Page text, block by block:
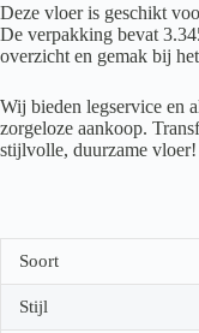
Deze vloer is geschikt
De verpakking bevat
overzicht en gemak bij
Wij bieden legservice en
zorgeloze aankoop.
stijlvolle, duurzame vloer!
Soort
Stijl